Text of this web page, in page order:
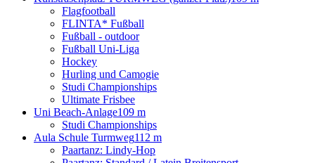
Flagfootball
FLINTA* Fußball
Fußball - outdoor
Fußball Uni-Liga
Hockey
Hurling und Camogie
Studi Championships
Ultimate Frisbee
Uni Beach-Anlage109 m
Studi Championships
Aula Schule Turmweg112 m
Paartanz: Lindy-Hop